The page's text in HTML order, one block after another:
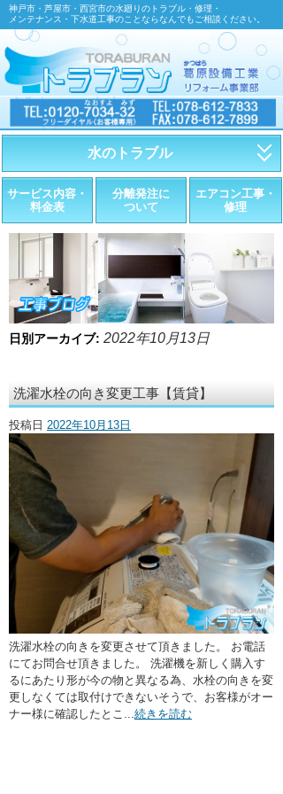
神戸市・芦屋市・西宮市の水廻りのトラブル・修理・
メンテナンス・下水道工事のことならなんでもご相談ください。
水のトラブル
・トイレが詰まったら
・トイレが漏れたら
・水道管が漏れたら
・排水が詰まったら
・悪臭調査
・ここに水栓がほしい
・水廻りメンテナンス
サービス内容・
料金表
分離発注に
ついて
エアコン工事・
修理
日別アーカイブ: 2022年10月13日
洗濯水栓の向き変更工事【賃貸】
投稿日 2022年10月13日
洗濯水栓の向きを変更させて頂きました。 お電話
にてお問合せ頂きました。 洗濯機を新しく購入す
るにあたり形が今の物と異なる為、水栓の向きを変
更しなくては取付けできないそうで、お客様がオー
ナー様に確認したとこ... 続きを読む